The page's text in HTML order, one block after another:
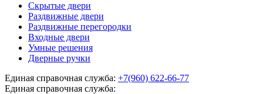
Скрытые двери
Раздвижные двери
Раздвижные перегородки
Входные двери
Умные решения
Дверные ручки
Единая справочная служба: +7(960) 622-66-77
Единая справочная служба: